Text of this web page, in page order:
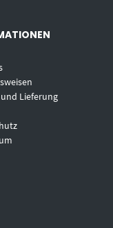
Lieferung